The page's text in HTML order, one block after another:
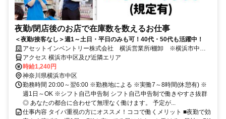
夜勤/閉店後のお店で在庫数を数えるお仕事
＜夜勤/接客なし＞週1～土日・平日のみも可！40代・50代も活躍中！
アセットインベントリー株式会社 横浜営業所/棚卸 ※横浜市中区
エリア管轄
アクセス 横浜市中区及び近隣エリア
時給1,240円
神奈川県横浜市中区
勤務時間 20:00～翌6:00 ※勤務地による ※実働7～8時間(休憩有) ※
週1日～OK ※シフト自己申告制 シフト自己申告制で働きやすさ抜群
◎ あなたの都合に合わせて無理なく働けます。 予定が...
仕事内容 タイパ重視の方にオススメ！ココで働くメリット ■夜勤で効